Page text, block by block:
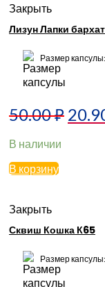
Закрыть
Лизун Лапки
Размер
50.00₽
В наличии
В корзину
Закрыть
Сквиш Кошка К65
Размер